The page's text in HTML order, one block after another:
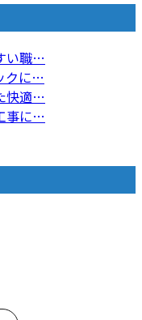
い職…
クに…
快適…
事に…